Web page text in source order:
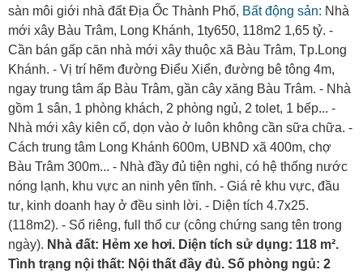
sàn môi giới nhà đất Địa Ốc Thành Phố, Bất động sản: Nhà
mới xây Bàu Trâm, Long Khánh, 1ty650, 118m2 1,65 tỷ. -
Cần bán gấp căn nhà mới xây thuộc xã Bàu Trâm, Tp.Long
Khánh. - Vị trí hẽm đường Điểu Xiển, đường bê tông 4m,
ngay trung tâm ấp Bàu Trâm, gần cây xăng Bàu Trâm. - Nhà
gồm 1 sân, 1 phòng khách, 2 phòng ngủ, 2 tolet, 1 bếp... -
Nhà mới xây kiên cố, dọn vào ở luôn không cần sữa chữa. -
Cách trung tâm Long Khánh 600m, UBND xã 400m, chợ
Bàu Trâm 300m... - Nhà đầy đủ tiện nghi, có hệ thống nước
nóng lạnh, khu vực an ninh yên tĩnh. - Giá rẻ khu vực, đầu
tư, kinh doanh hay ở đều sinh lời. - Diện tích 4.7x25.
(118m2). - Sổ riêng, full thổ cư (công chứng sang tên trong
ngày). Nhà đất: Hẻm xe hơi. Diện tích sử dụng: 118 m².
Tình trạng nội thất: Nội thất đầy đủ. Số phòng ngủ: 2